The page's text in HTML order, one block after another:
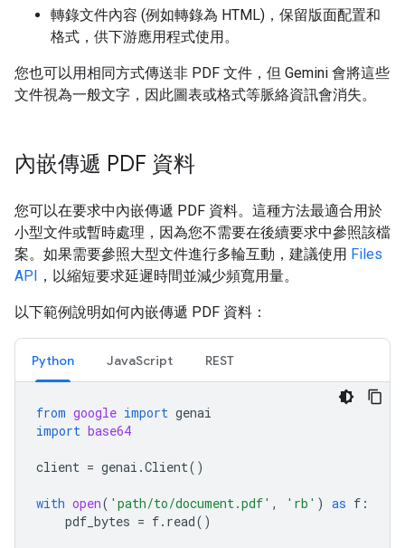
轉錄文件內容 (例如轉錄為 HTML)，保留版面配置和
格式，供下游應用程式使用。
您也可以用相同方式傳送非 PDF 文件，但 Gemini 會將這些
文件視為一般文字，因此圖表或格式等脈絡資訊會消失。
內嵌傳遞 PDF 資料
您可以在要求中內嵌傳遞 PDF 資料。這種方法最適合用於
小型文件或暫時處理，因為您不需要在後續要求中參照該檔
案。如果需要參照大型文件進行多輪互動，建議使用 Files
API ，以縮短要求延遲時間並減少頻寬用量。
以下範例說明如何內嵌傳遞 PDF 資料：
Python JavaScript REST
from google import genai
import base64
client = genai .Client()
with open( 'path/to/document.pdf' , 'rb' ) as f :
pdf_bytes = f. read()